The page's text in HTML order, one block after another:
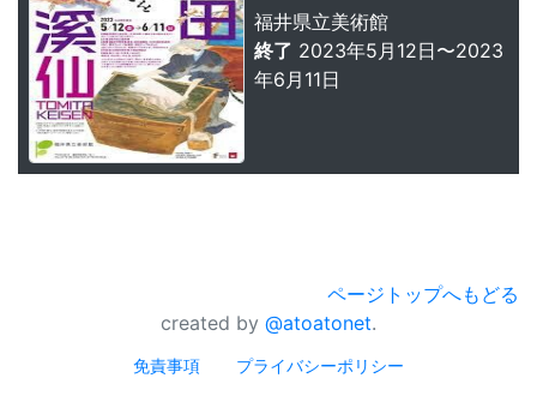
福井県立美術館
終了 2023年5月12日〜2023
年6月11日
ページトップへもどる
created by @atoatonet.
免責事項 プライバシーポリシー